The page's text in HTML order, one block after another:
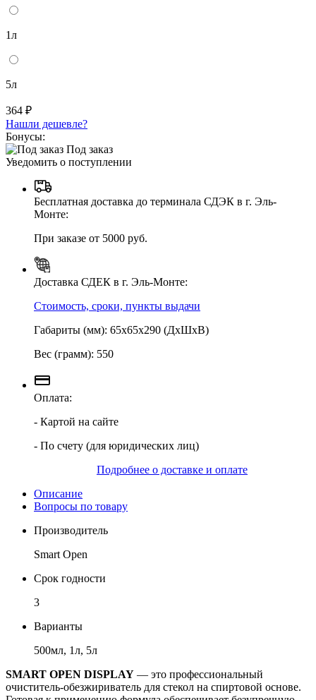
1л
5л
364 ₽
Нашли дешевле?
Бонусы:
Под заказ
Уведомить о поступлении
Бесплатная доставка до терминала СДЭК в г. Эль-
Монте:
При заказе от 5000 руб.
Доставка СДЕК в г. Эль-Монте:
Стоимость, сроки, пункты выдачи
Габариты (мм): 65х65х290 (ДхШхВ)
Вес (грамм): 550
Оплата:
- Картой на сайте
- По счету (для юридических лиц)
Подробнее о доставке и оплате
Описание
Вопросы по товару
Производитель
Smart Open
Срок годности
3
Варианты
500мл, 1л, 5л
SMART OPEN DISPLAY — это профессиональный
очиститель-обезжириватель для стекол на спиртовой основе.